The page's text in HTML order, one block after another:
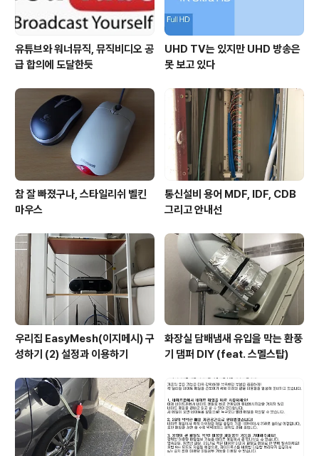
유튜브와 워너뮤직, 뮤직비디오 공
급 합의에 도달한듯
UHD TV는 있지만 UHD 방송은
못 보고 있다
참 잘 빠졌구나, 스타일리쉬 벨킨
마우스
통신설비 용어 MDF, IDF, CDB
그리고 안내선
우리집 EasyMesh(이지메시) 구
성하기 (2) 설정과 이용하기
화장실 담배냄새 유입을 막는 환풍
기 댐퍼 DIY (feat. 스멜스탑)